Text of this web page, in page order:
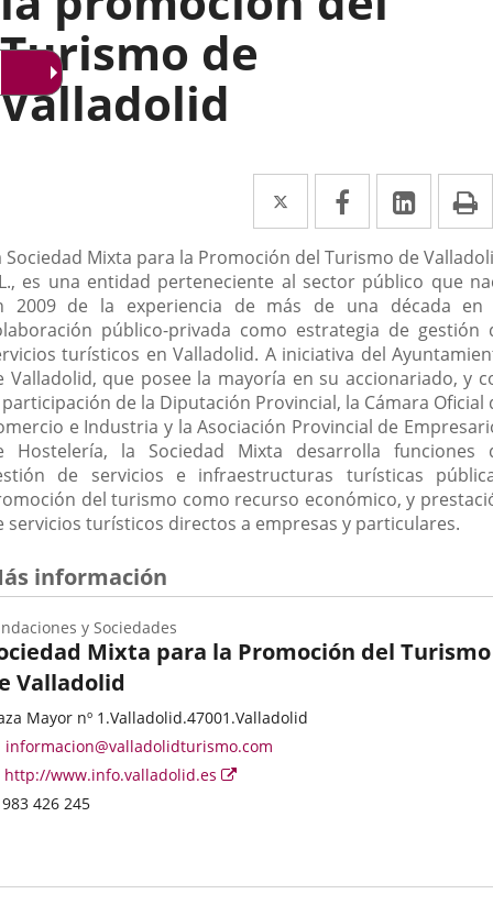
Turismo de
Valladolid
Twitter
Enlace
a
una
aplicación
externa.
Facebook
Enlace
a
una
aplicación
externa.
Enlace
a
una
Sociedad Mixta para la Promoción del Turismo de
es una entidad perteneciente al sector público que
2009 de la experiencia de más de una década en
público-privada como estrategia de gestión
turísticos en Valladolid. A iniciativa del
Valladolid, que posee la mayoría en su accionariado, y
de la Diputación Provincial, la Cámara Oficial
e Industria y la Asociación Provincial de
Hostelería, la Sociedad Mixta desarrolla funciones
de servicios e infraestructuras turísticas
del turismo como recurso económico, y
servicios turísticos directos a empresas y particulares.
información
Mixta para la Promoción del Turismo
Valladolid
y Sociedades
Mayor nº 1.Valladolid.47001.Valladolid
informacion@valladolidturismo.com
http://www.info.valladolid.es
Enlace
983 426 245